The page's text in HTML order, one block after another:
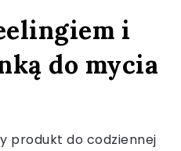
i
do mycia
produkt do codziennej